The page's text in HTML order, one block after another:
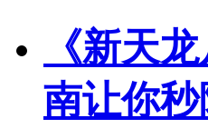
《新天
南让你秒